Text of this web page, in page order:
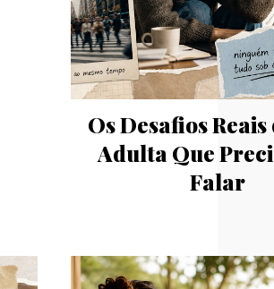
Os Desafios
Adulta Que
Falar